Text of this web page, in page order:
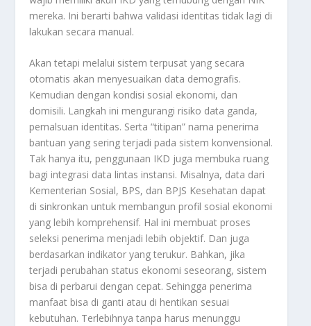
mereka. Ini berarti bahwa validasi identitas tidak lagi di
lakukan secara manual.
Akan tetapi melalui sistem terpusat yang secara
otomatis akan menyesuaikan data demografis.
Kemudian dengan kondisi sosial ekonomi, dan
domisili. Langkah ini mengurangi risiko data ganda,
pemalsuan identitas. Serta “titipan” nama penerima
bantuan yang sering terjadi pada sistem konvensional.
Tak hanya itu, penggunaan IKD juga membuka ruang
bagi integrasi data lintas instansi. Misalnya, data dari
Kementerian Sosial, BPS, dan BPJS Kesehatan dapat
di sinkronkan untuk membangun profil sosial ekonomi
yang lebih komprehensif. Hal ini membuat proses
seleksi penerima menjadi lebih objektif. Dan juga
berdasarkan indikator yang terukur. Bahkan, jika
terjadi perubahan status ekonomi seseorang, sistem
bisa di perbarui dengan cepat. Sehingga penerima
manfaat bisa di ganti atau di hentikan sesuai
kebutuhan. Terlebihnya tanpa harus menunggu